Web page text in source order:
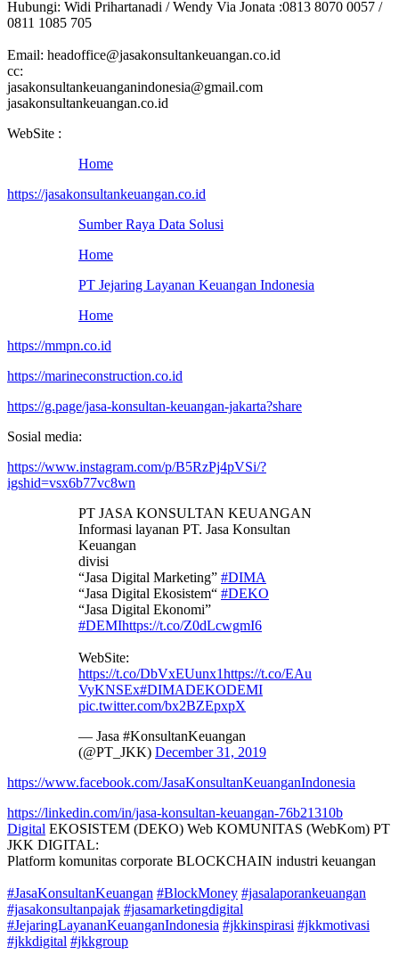
Hubungi: Widi Prihartanadi / Wendy Via Jonata :0813 8070 0057 /
0811 1085 705
Email: headoffice@jasakonsultankeuangan.co.id
cc:
jasakonsultankeuanganindonesia@gmail.com
jasakonsultankeuangan.co.id
WebSite :
Home
https://jasakonsultankeuangan.co.id
Sumber Raya Data Solusi
Home
PT Jejaring Layanan Keuangan Indonesia
Home
https://mmpn.co.id
https://marineconstruction.co.id
https://g.page/jasa-konsultan-keuangan-jakarta?share
Sosial media:
https://www.instagram.com/p/B5RzPj4pVSi/?
igshid=vsx6b77vc8wn
PT JASA KONSULTAN KEUANGAN
Informasi layanan PT. Jasa Konsultan
Keuangan
divisi
“Jasa Digital Marketing” #DIMA
“Jasa Digital Ekosistem“ #DEKO
“Jasa Digital Ekonomi”
#DEMIhttps://t.co/Z0dLcwgmI6
WebSite:
https://t.co/DbVxEUunx1https://t.co/EAu
VyKNSEx#DIMADEKODEMI
pic.twitter.com/bx2BZEpxpX
— Jasa #KonsultanKeuangan
(@PT_JKK) December 31, 2019
https://www.facebook.com/JasaKonsultanKeuanganIndonesia
https://linkedin.com/in/jasa-konsultan-keuangan-76b21310b
Digital EKOSISTEM (DEKO) Web KOMUNITAS (WebKom) PT
JKK DIGITAL:
Platform komunitas corporate BLOCKCHAIN industri keuangan
#JasaKonsultanKeuangan #BlockMoney #jasalaporankeuangan
#jasakonsultanpajak #jasamarketingdigital
#JejaringLayananKeuanganIndonesia #jkkinspirasi #jkkmotivasi
#jkkdigital #jkkgroup